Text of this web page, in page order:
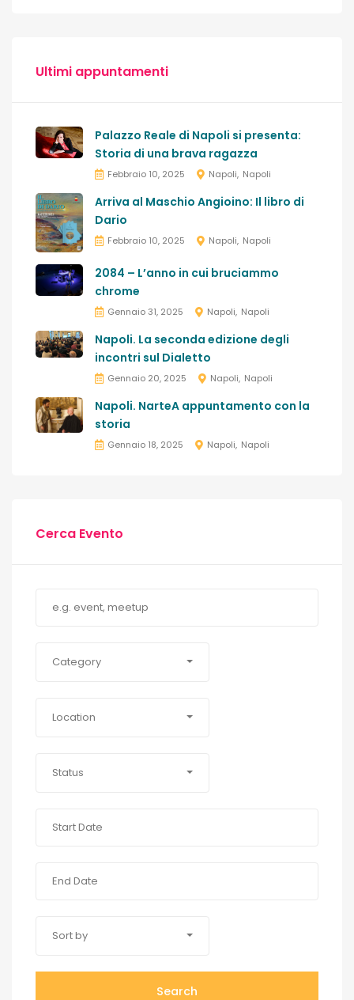
Ultimi appuntamenti
Palazzo Reale di Napoli si presenta:
Storia di una brava ragazza
Febbraio 10, 2025 Napoli Napoli
Arriva al Maschio Angioino: Il libro di
Dario
Febbraio 10, 2025 Napoli Napoli
2084 – L’anno in cui bruciammo
chrome
Gennaio 31, 2025 Napoli Napoli
Napoli. La seconda edizione degli
incontri sul Dialetto
Gennaio 20, 2025 Napoli Napoli
Napoli. NarteA appuntamento con la
storia
Gennaio 18, 2025 Napoli Napoli
Cerca Evento
Category
Location
Status
Sort by
Search